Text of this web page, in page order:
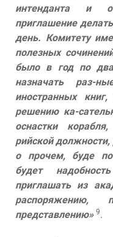
интенданта и
приглашение
день. Комитету
полезных
было в год по
назначать раз-
иностранных
решению ка-
оснастки
рийской должности,
о прочем, буде
будет
приглашать из
представлению» 9.